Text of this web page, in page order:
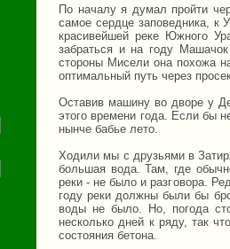
По началу я думал пройти
самое сердце заповедника, к
красивейшей реке Южного
забраться и на году
стороны Мисели она похожа
оптимальный путь через
Оставив машину во дворе у
этого времени года. Если бы
нынче бабье лето.
Ходили мы с друзьями в
большая вода. Там, где
реки - не было и разговора.
году реки должны были бы
воды не было. Но, погода
несколько дней к ряду, так
состояния бетона.